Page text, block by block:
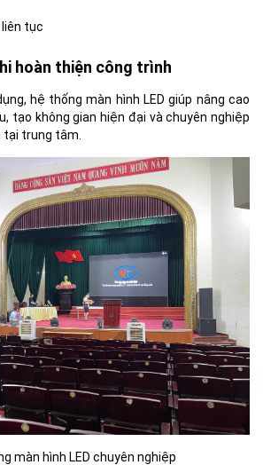
liên tục
hoàn thiện công trình
hệ thống màn hình LED giúp nâng cao
tạo không gian hiện đại và chuyên nghiệp
trung tâm.
màn hình LED chuyên nghiệp